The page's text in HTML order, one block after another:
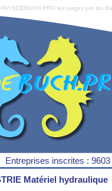
PAYSDEBUCH.PRO les pages pro du
Entreprises inscrites :
Matériel hydraulique